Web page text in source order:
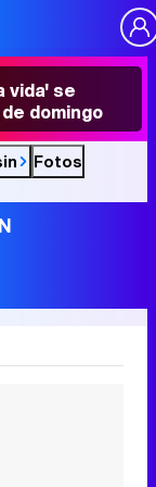
vida' se
domingo
Fotos